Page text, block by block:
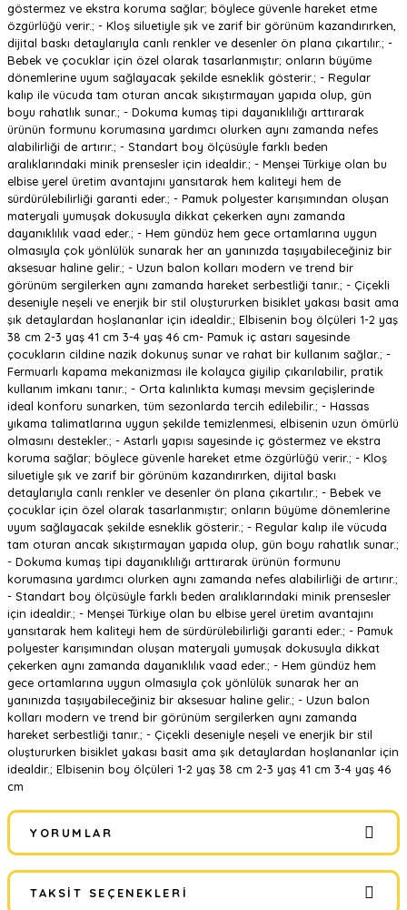
göstermez ve ekstra koruma sağlar; böylece güvenle hareket etme
özgürlüğü verir.; - Kloş siluetiyle şık ve zarif bir görünüm kazandırırken,
dijital baskı detaylarıyla canlı renkler ve desenler ön plana çıkartılır.; -
Bebek ve çocuklar için özel olarak tasarlanmıştır; onların büyüme
dönemlerine uyum sağlayacak şekilde esneklik gösterir.; - Regular
kalıp ile vücuda tam oturan ancak sıkıştırmayan yapıda olup, gün
boyu rahatlık sunar.; - Dokuma kumaş tipi dayanıklılığı arttırarak
ürünün formunu korumasına yardımcı olurken aynı zamanda nefes
alabilirliği de artırır.; - Standart boy ölçüsüyle farklı beden
aralıklarındaki minik prensesler için idealdir.; - Menşei Türkiye olan bu
elbise yerel üretim avantajını yansıtarak hem kaliteyi hem de
sürdürülebilirliği garanti eder.; - Pamuk polyester karışımından oluşan
materyali yumuşak dokusuyla dikkat çekerken aynı zamanda
dayanıklılık vaad eder.; - Hem gündüz hem gece ortamlarına uygun
olmasıyla çok yönlülük sunarak her an yanınızda taşıyabileceğiniz bir
aksesuar haline gelir.; - Uzun balon kolları modern ve trend bir
görünüm sergilerken aynı zamanda hareket serbestliği tanır.; - Çiçekli
deseniyle neşeli ve enerjik bir stil oluştururken bisiklet yakası basit ama
şık detaylardan hoşlananlar için idealdir.; Elbisenin boy ölçüleri 1-2 yaş
38 cm 2-3 yaş 41 cm 3-4 yaş 46 cm- Pamuk iç astarı sayesinde
çocukların cildine nazik dokunuş sunar ve rahat bir kullanım sağlar.; -
Fermuarlı kapama mekanizması ile kolayca giyilip çıkarılabilir, pratik
kullanım imkanı tanır.; - Orta kalınlıkta kumaşı mevsim geçişlerinde
ideal konforu sunarken, tüm sezonlarda tercih edilebilir.; - Hassas
yıkama talimatlarına uygun şekilde temizlenmesi, elbisenin uzun ömürlü
olmasını destekler.; - Astarlı yapısı sayesinde iç göstermez ve ekstra
koruma sağlar; böylece güvenle hareket etme özgürlüğü verir.; - Kloş
siluetiyle şık ve zarif bir görünüm kazandırırken, dijital baskı
detaylarıyla canlı renkler ve desenler ön plana çıkartılır.; - Bebek ve
çocuklar için özel olarak tasarlanmıştır; onların büyüme dönemlerine
uyum sağlayacak şekilde esneklik gösterir.; - Regular kalıp ile vücuda
tam oturan ancak sıkıştırmayan yapıda olup, gün boyu rahatlık sunar.;
- Dokuma kumaş tipi dayanıklılığı arttırarak ürünün formunu
korumasına yardımcı olurken aynı zamanda nefes alabilirliği de artırır.;
- Standart boy ölçüsüyle farklı beden aralıklarındaki minik prensesler
için idealdir.; - Menşei Türkiye olan bu elbise yerel üretim avantajını
yansıtarak hem kaliteyi hem de sürdürülebilirliği garanti eder.; - Pamuk
polyester karışımından oluşan materyali yumuşak dokusuyla dikkat
çekerken aynı zamanda dayanıklılık vaad eder.; - Hem gündüz hem
gece ortamlarına uygun olmasıyla çok yönlülük sunarak her an
yanınızda taşıyabileceğiniz bir aksesuar haline gelir.; - Uzun balon
kolları modern ve trend bir görünüm sergilerken aynı zamanda
hareket serbestliği tanır.; - Çiçekli deseniyle neşeli ve enerjik bir stil
oluştururken bisiklet yakası basit ama şık detaylardan hoşlananlar için
idealdir.; Elbisenin boy ölçüleri 1-2 yaş 38 cm 2-3 yaş 41 cm 3-4 yaş 46
cm
YORUMLAR
TAKSIT SEÇENEKLERI